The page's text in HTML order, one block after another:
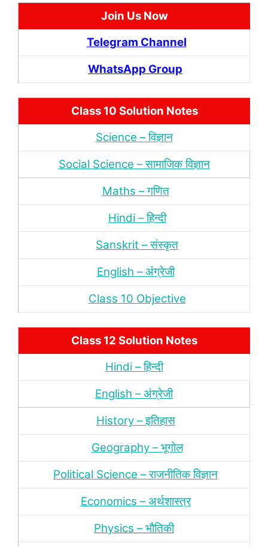
Join Us Now
Telegram Channel
WhatsApp Group
Class 10 Solution Notes
Science – विज्ञान
Social Science – सामाजिक विज्ञान
Maths – गणित
Hindi – हिन्‍दी
Sanskrit – संस्‍कृत
English – अंंग्रेजी
Class 10 Objective
Class 12 Solution Notes
Hindi – हिन्‍दी
English – अंग्रेजी
History – इतिहास
Geography – भूगोल
Political Science – राजनीतिक विज्ञान
Economics – अर्थशास्‍त्र
Physics – भौतिकी